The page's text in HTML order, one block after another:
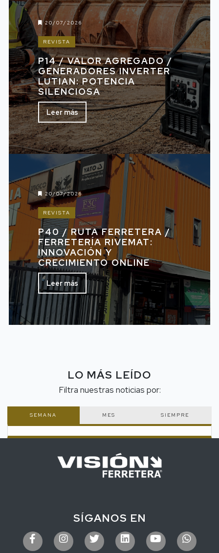
20/07/2026
REVISTA
P14 / VALOR AGREGADO /
GENERADORES INVERTER
LUTIAN: POTENCIA
SILENCIOSA
Leer más
20/07/2026
REVISTA
P40 / RUTA FERRETERA /
FERRETERÍA RIVEMAT:
INNOVACIÓN Y
CRECIMIENTO ONLINE
Leer más
LO MÁS LEÍDO
Filtra nuestras noticias por:
SEMANA MES SIEMPRE
SÍGANOS EN